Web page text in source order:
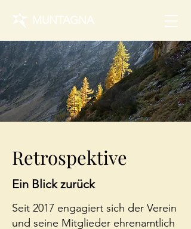
MUNTAGNA
Retrospektive
Ein Blick zurück
Seit 2017 engagiert sich der Verein
und seine Mitglieder ehrenamtlich